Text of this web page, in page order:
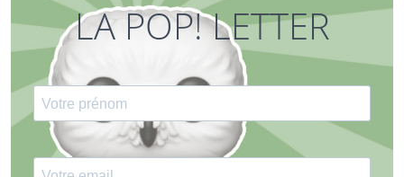
LA POP! LETTER